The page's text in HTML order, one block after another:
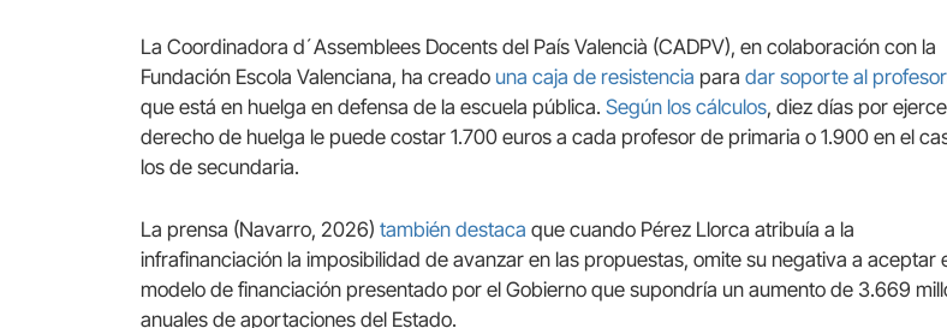
La Coordinadora d´Assemblees Docents del País Valencià (CADPV), en colaboración con la
Fundación Escola Valenciana, ha creado una caja de resistencia paradar soporte al
que está en huelga en defensa de la escuela pública. Según los cálculos, diez días por
derecho de huelga le puede costar 1.700 euros a cada profesor de primaria o 1.900 en el
los de secundaria.
La prensa (Navarro, 2026)también destaca que cuando Pérez Llorca atribuía a la
infrafinanciación la imposibilidad de avanzar en las propuestas, omite su negativa a aceptar
modelo de financiación presentado por el Gobierno que supondría un aumento de 3.669
anuales de aportaciones del Estado.